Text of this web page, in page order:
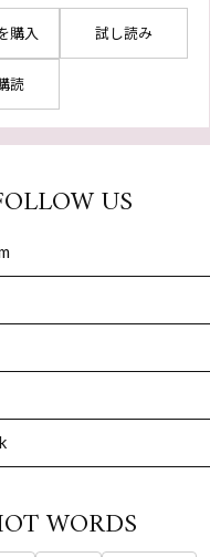
購入 試し読み
読
US
WORDS